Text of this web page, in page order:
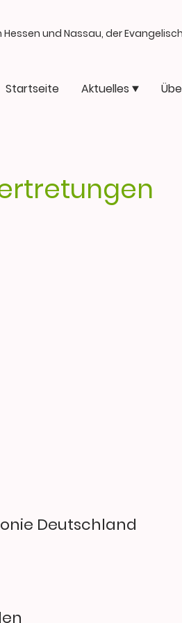
und Nassau, der
Startseite Aktuelles
Deutschland